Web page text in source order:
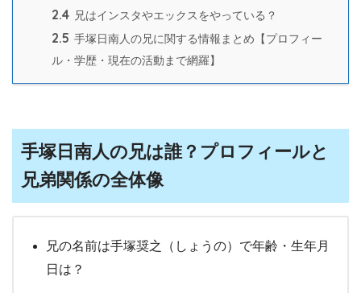
2.4 兄はインスタやエックスをやっている？
2.5 手塚日南人の兄に関する情報まとめ【プロフィー
ル・学歴・現在の活動まで網羅】
手塚日南人の兄は誰？プロフィールと
兄弟関係の全体像
兄の名前は手塚奨之（しょうの）で年齢・生年月
日は？